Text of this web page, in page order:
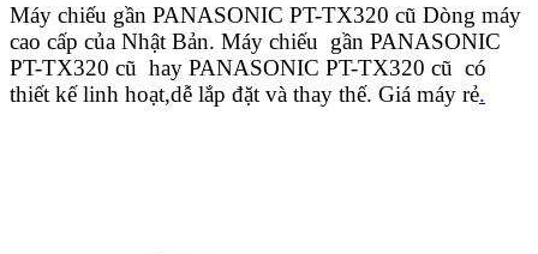
Máy chiếu gần PANASONIC PT-TX320 cũ Dòng máy
cao cấp của Nhật Bản. Máy chiếu gần PANASONIC
PT-TX320 cũ hay PANASONIC PT-TX320 cũ có
thiết kế linh hoạt,dễ lắp đặt và thay thế. Giá máy rẻ.